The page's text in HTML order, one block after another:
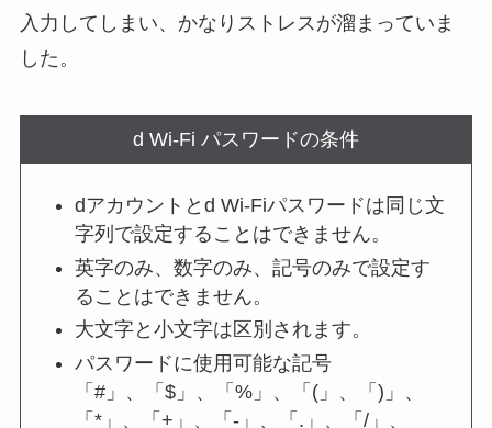
入力してしまい、かなりストレスが溜まっていま
した。
d Wi-Fi パスワードの条件
dアカウントとd Wi-Fiパスワードは同じ文
字列で設定することはできません。
英字のみ、数字のみ、記号のみで設定す
ることはできません。
大文字と小文字は区別されます。
パスワードに使用可能な記号
「#」、「$」、「%」、「(」、「)」、
「*」、「+」、「-」、「.」、「/」、